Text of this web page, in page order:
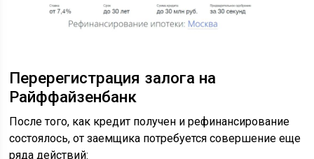
Перерегистрация залога на
Райффайзенбанк
После того, как кредит получен и рефинансирование
состоялось, от заемщика потребуется совершение еще
ряда действий: